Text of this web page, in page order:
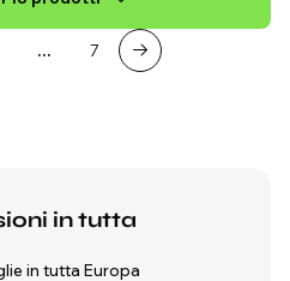
… 7
in tutta
in tutta Europa